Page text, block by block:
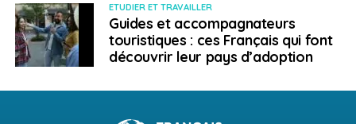
ETUDIER ET TRAVAILLER
Guides et accompagnateurs
touristiques : ces Français qui font
découvrir leur pays d’adoption